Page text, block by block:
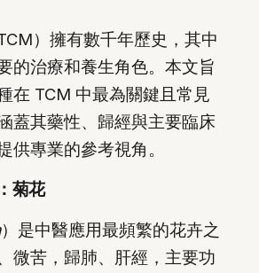
）擁有數千年歷史，其中
的治療和養生角色。本文旨
在 TCM 中最為關鍵且常見
蓋其藥性、歸經與主要臨床
供專業的參考視角。
菊花
）是中醫應用最頻繁的花卉之
微苦，歸肺、肝經，主要功